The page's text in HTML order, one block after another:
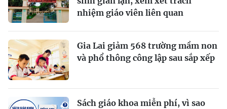
nhiệm giáo viên liên quan
Gia Lai giảm 568 trường mầm non
và phổ thông công lập sau sắp xếp
Sách giáo khoa miễn phí, vì sao